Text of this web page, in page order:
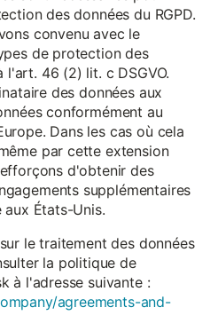
des données du RGPD.
convenu avec le
de protection des
46 (2) lit. c DSGVO.
des données aux
conformément au
Dans les cas où cela
par cette extension
d'obtenir des
supplémentaires
États-Unis.
le traitement des données
la politique de
à l'adresse suivante :
agreements-and-